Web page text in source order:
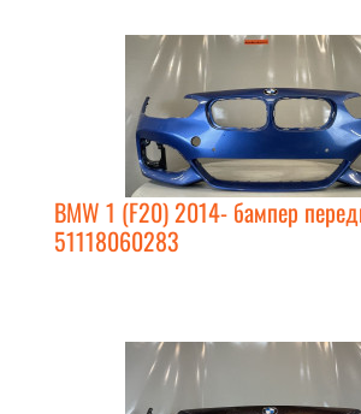
BMW 1 (F20) 2014- бампер
51118060283